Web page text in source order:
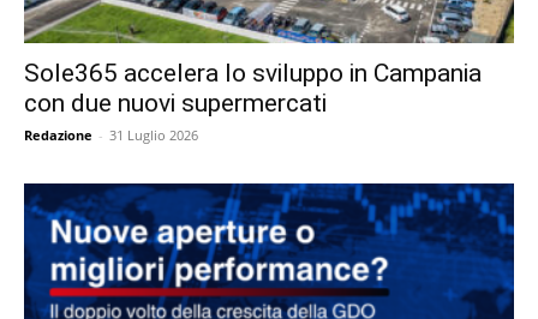
Sole365 accelera lo sviluppo in Campania
con due nuovi supermercati
Redazione - 31 Luglio 2026